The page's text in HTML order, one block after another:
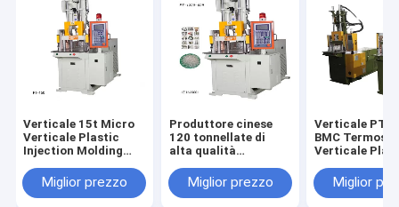
Verticale 15t Micro
Verticale Plastic
Injection Molding
Miglior prezzo
Produttore cinese
120 tonnellate di
alta qualità
colonne macchina di
iniezione per la
Miglior prezzo
Verticale PT-
BMC
Verticale
stampaggio
macchina
Miglior